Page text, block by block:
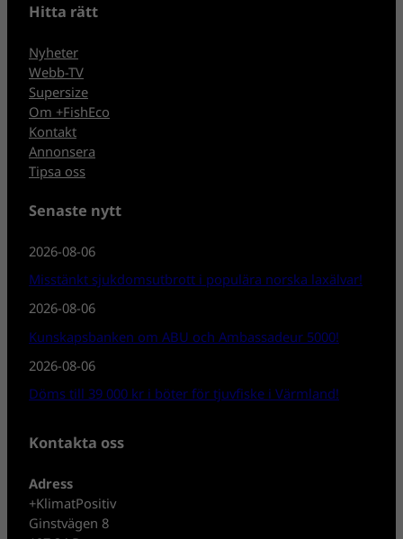
Hitta rätt
Nyheter
Webb-TV
Supersize
Om +FishEco
Kontakt
Annonsera
Tipsa oss
Senaste nytt
2026-08-06
Misstänkt sjukdomsutbrott i populära norska laxälvar!
2026-08-06
Kunskapsbanken om ABU och Ambassadeur 5000!
2026-08-06
Döms till 39 000 kr i böter för tjuvfiske i Värmland!
Kontakta oss
Adress
+KlimatPositiv
Ginstvägen 8